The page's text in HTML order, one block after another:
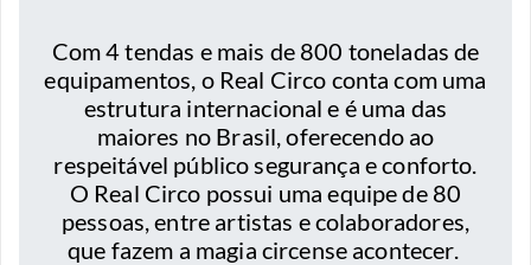
Com 4 tendas e mais de 800 toneladas de
equipamentos, o Real Circo conta com uma
estrutura internacional e é uma das
maiores no Brasil, oferecendo ao
respeitável público segurança e conforto.
O Real Circo possui uma equipe de 80
pessoas, entre artistas e colaboradores,
que fazem a magia circense acontecer.